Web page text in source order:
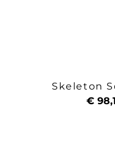
Skeleton
€